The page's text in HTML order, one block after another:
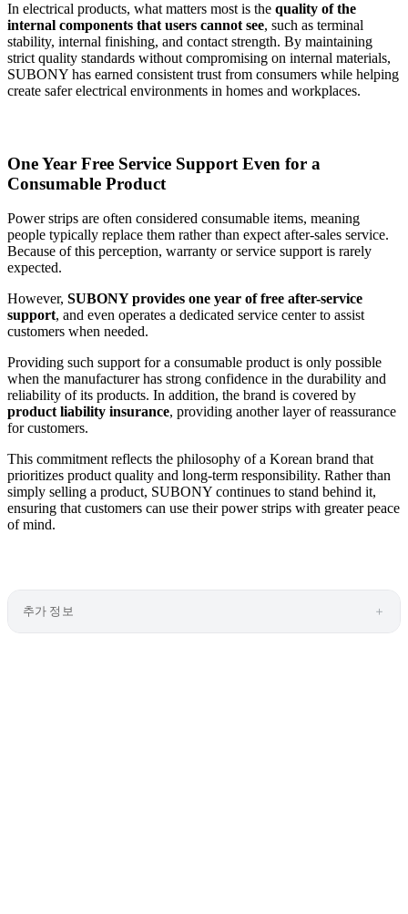
In electrical products, what matters most is the quality of the
internal components that users cannot see, such as terminal
stability, internal finishing, and contact strength. By maintaining
strict quality standards without compromising on internal materials,
SUBONY has earned consistent trust from consumers while helping
create safer electrical environments in homes and workplaces.
One Year Free Service Support Even for a
Consumable Product
Power strips are often considered consumable items, meaning
people typically replace them rather than expect after-sales service.
Because of this perception, warranty or service support is rarely
expected.
However, SUBONY provides one year of free after-service
support, and even operates a dedicated service center to assist
customers when needed.
Providing such support for a consumable product is only possible
when the manufacturer has strong confidence in the durability and
reliability of its products. In addition, the brand is covered by
product liability insurance, providing another layer of reassurance
for customers.
This commitment reflects the philosophy of a Korean brand that
prioritizes product quality and long-term responsibility. Rather than
simply selling a product, SUBONY continues to stand behind it,
ensuring that customers can use their power strips with greater peace
of mind.
추가 정보